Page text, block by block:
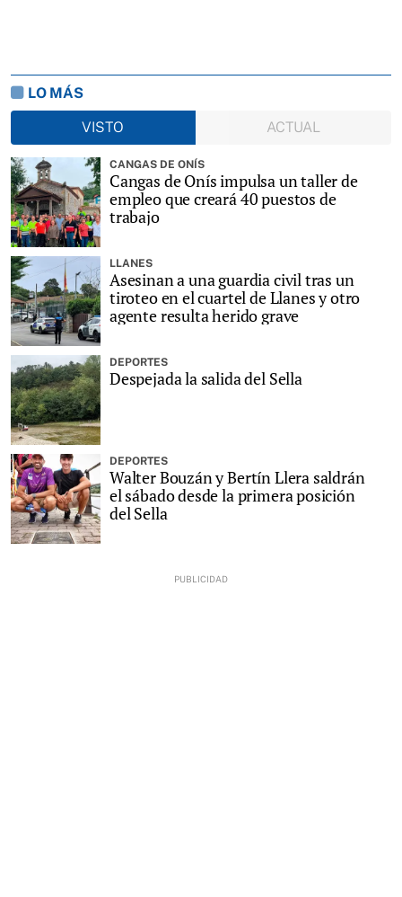
LO MÁS
VISTO
ACTUAL
CANGAS DE ONÍS
Cangas de Onís impulsa un taller de
empleo que creará 40 puestos de
trabajo
LLANES
Asesinan a una guardia civil tras un
tiroteo en el cuartel de Llanes y otro
agente resulta herido grave
DEPORTES
Despejada la salida del Sella
DEPORTES
Walter Bouzán y Bertín Llera saldrán
el sábado desde la primera posición
del Sella